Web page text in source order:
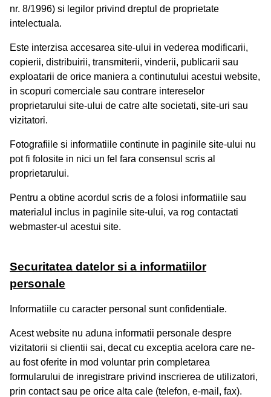
nr. 8/1996) si legilor privind dreptul de proprietate
intelectuala.
Este interzisa accesarea site-ului in vederea modificarii,
copierii, distribuirii, transmiterii, vinderii, publicarii sau
exploatarii de orice maniera a continutului acestui website,
in scopuri comerciale sau contrare intereselor
proprietarului site-ului de catre alte societati, site-uri sau
vizitatori.
Fotografiile si informatiile continute in paginile site-ului nu
pot fi folosite in nici un fel fara consensul scris al
proprietarului.
Pentru a obtine acordul scris de a folosi informatiile sau
materialul inclus in paginile site-ului, va rog contactati
webmaster-ul acestui site.
Securitatea datelor si a informatiilor
personale
Informatiile cu caracter personal sunt confidentiale.
Acest website nu aduna informatii personale despre
vizitatorii si clientii sai, decat cu exceptia acelora care ne-
au fost oferite in mod voluntar prin completarea
formularului de inregistrare privind inscrierea de utilizatori,
prin contact sau pe orice alta cale (telefon, e-mail, fax).